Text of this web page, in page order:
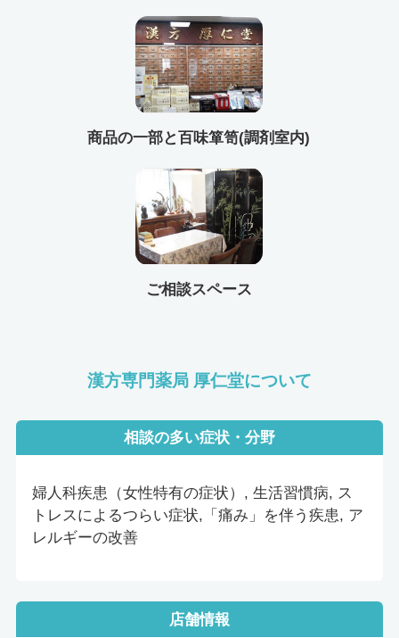
商品の一部と百味箪笥(調剤室内)
ご相談スペース
漢方専門薬局 厚仁堂について
相談の多い症状・分野
婦人科疾患（女性特有の症状）, 生活習慣病, ス
トレスによるつらい症状,「痛み」を伴う疾患, ア
レルギーの改善
店舗情報